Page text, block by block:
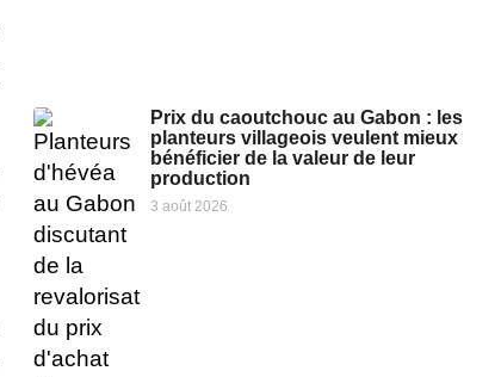
Prix du caoutchouc au Gabon : les
planteurs villageois veulent mieux
bénéficier de la valeur de leur
production
3 août 2026